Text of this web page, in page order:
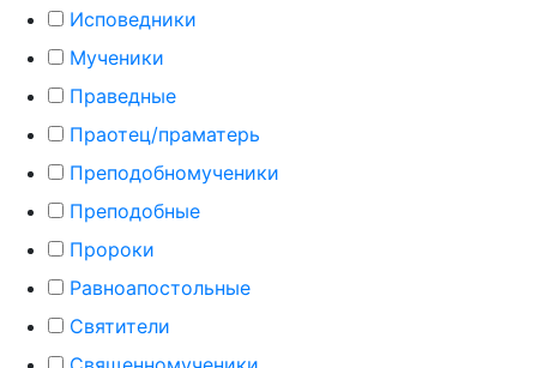
Исповедники
Мученики
Праведные
Праотец/праматерь
Преподобномученики
Преподобные
Пророки
Равноапостольные
Святители